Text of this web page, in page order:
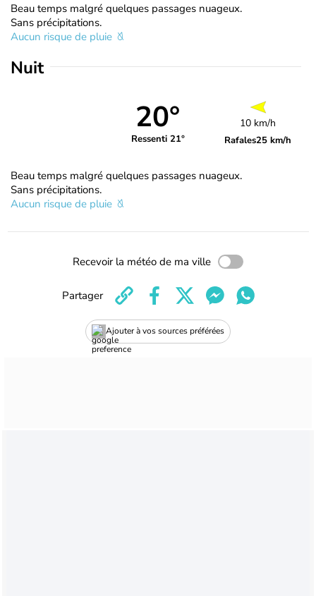
Beau temps malgré quelques passages nuageux.
Sans précipitations.
Aucun risque de pluie
Nuit
20°
Ressenti 21°
10 km/h
Rafales25 km/h
Beau temps malgré quelques passages nuageux.
Sans précipitations.
Aucun risque de pluie
Recevoir la météo de ma ville
Ajouter à vos sources préférées
Partager